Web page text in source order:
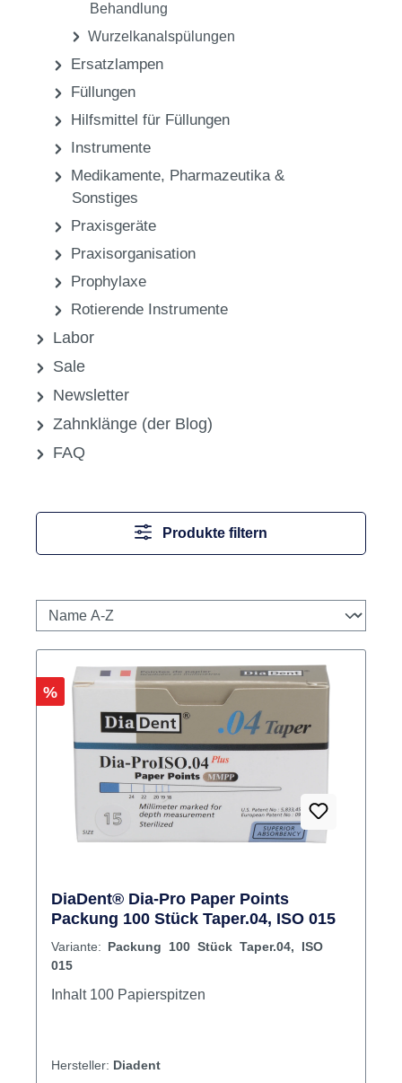
Behandlung
Wurzelkanalspülungen
Ersatzlampen
Füllungen
Hilfsmittel für Füllungen
Instrumente
Medikamente, Pharmazeutika &
Sonstiges
Praxisgeräte
Praxisorganisation
Prophylaxe
Rotierende Instrumente
Labor
Sale
Newsletter
Zahnklänge (der Blog)
FAQ
Produkte filtern
Rabatt
%
DiaDent® Dia-Pro Paper Points
Packung 100 Stück Taper.04, ISO 015
Variante: Packung 100 Stück Taper.04, ISO
015
Inhalt 100 Papierspitzen
Hersteller: Diadent